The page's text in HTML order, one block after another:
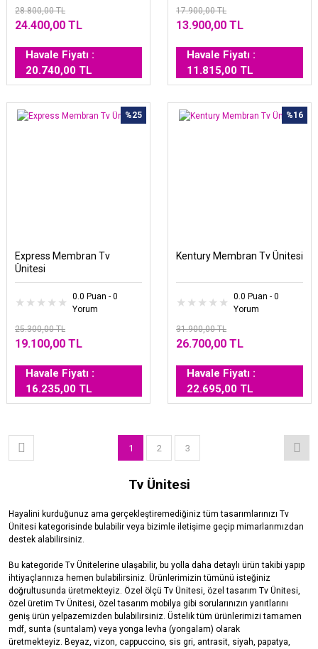
28.800,00 TL
24.400,00 TL
Havale Fiyatı :
20.740,00 TL
17.900,00 TL
13.900,00 TL
Havale Fiyatı :
11.815,00 TL
%25
Express Membran Tv
Ünitesi
0.0 Puan - 0
Yorum
25.300,00 TL
19.100,00 TL
Havale Fiyatı :
16.235,00 TL
%16
Kentury Membran Tv Ünitesi
0.0 Puan - 0
Yorum
31.900,00 TL
26.700,00 TL
Havale Fiyatı :
22.695,00 TL
1 2 3
Tv Ünitesi
Hayalini kurduğunuz ama gerçekleştiremediğiniz tüm tasarımlarınızı Tv
Ünitesi kategorisinde bulabilir veya bizimle iletişime geçip mimarlarımızdan
destek alabilirsiniz.
Bu kategoride Tv Ünitelerine ulaşabilir, bu yolla daha detaylı ürün takibi yapıp
ihtiyaçlarınıza hemen bulabilirsiniz. Ürünlerimizin tümünü isteğiniz
doğrultusunda üretmekteyiz. Özel ölçü Tv Ünitesi, özel tasarım Tv Ünitesi,
özel üretim Tv Ünitesi, özel tasarım mobilya gibi sorularınızın yanıtlarını
geniş ürün yelpazemizden bulabilirsiniz. Üstelik tüm ürünlerimizi tamamen
mdf, sunta (suntalam) veya yonga levha (yongalam) olarak
üretmekteyiz. Beyaz, vizon, cappuccino, sis gri, antrasit, siyah, papatya,